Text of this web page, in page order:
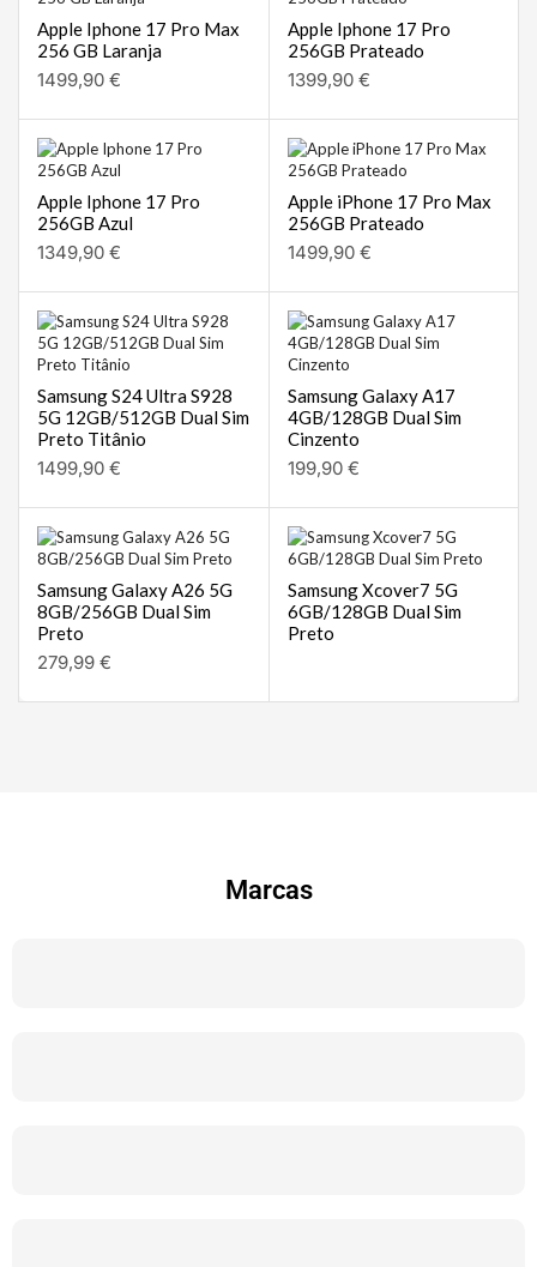
Apple Iphone 17 Pro Max
256 GB Laranja
1499,90 €
Apple Iphone 17 Pro
256GB Prateado
1399,90 €
Apple Iphone 17 Pro
256GB Azul
1349,90 €
Apple iPhone 17 Pro Max
256GB Prateado
1499,90 €
Samsung S24 Ultra S928
5G 12GB/512GB Dual Sim
Preto Titânio
1499,90 €
Samsung Galaxy A17
4GB/128GB Dual Sim
Cinzento
199,90 €
Samsung Galaxy A26 5G
8GB/256GB Dual Sim
Preto
279,99 €
Samsung Xcover7 5G
6GB/128GB Dual Sim
Preto
Marcas